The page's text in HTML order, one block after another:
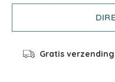
Gratis verzending